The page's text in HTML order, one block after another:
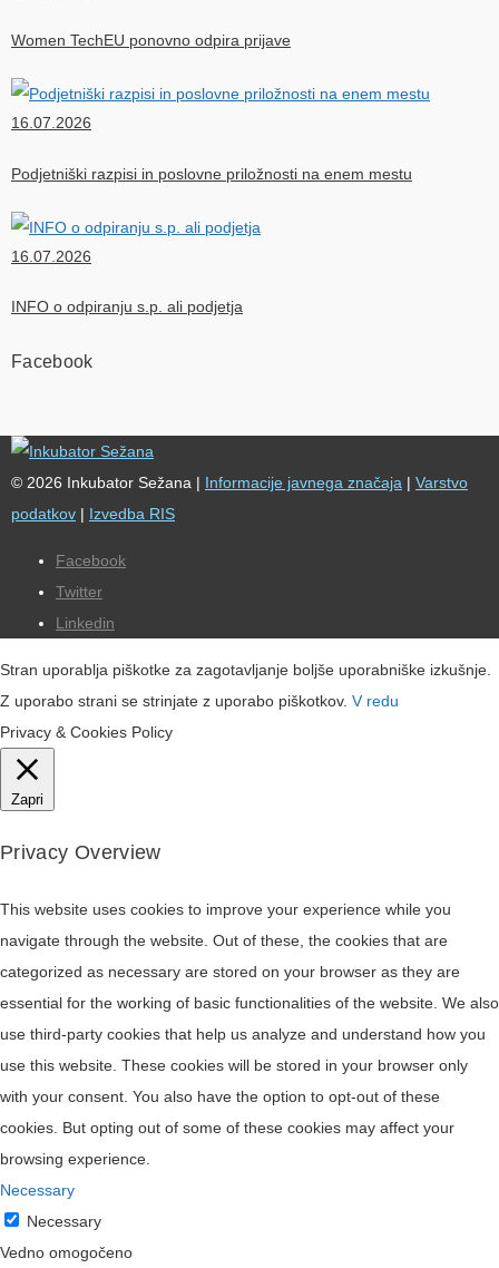
Women TechEU ponovno odpira prijave
16.07.2026
Podjetniški razpisi in poslovne priložnosti na enem mestu
16.07.2026
INFO o odpiranju s.p. ali podjetja
Facebook
© 2026 Inkubator Sežana | Informacije javnega značaja | Varstvo
podatkov | Izvedba RIS
Facebook
Twitter
Linkedin
Stran uporablja piškotke za zagotavljanje boljše uporabniške izkušnje.
Z uporabo strani se strinjate z uporabo piškotkov. V redu
Privacy & Cookies Policy
Zapri
Privacy Overview
This website uses cookies to improve your experience while you
navigate through the website. Out of these, the cookies that are
categorized as necessary are stored on your browser as they are
essential for the working of basic functionalities of the website. We also
use third-party cookies that help us analyze and understand how you
use this website. These cookies will be stored in your browser only
with your consent. You also have the option to opt-out of these
cookies. But opting out of some of these cookies may affect your
browsing experience.
Necessary
Necessary
Vedno omogočeno